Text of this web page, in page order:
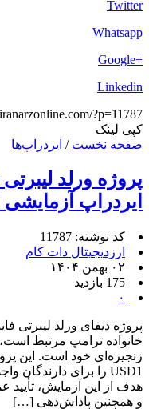
Twitter
Whatsapp
+Google
Linkedin
?p=11787
کپی لینک
صفحه نخست / ایردراپ‌ها
پروژه ورلد
ایردراپ آزمایشی USD1 را آغاز کرد
کد نوشته: 11787
ارزدیجیتال دات کام
۰۲ بهمن ۱۴۰۴
175 بازدید
۰
خانواده ترامپ مرتبط
زنجیره‌ای خود است. این
هدف از این آزمایش،
و همچنین پاداش‌دهی […]